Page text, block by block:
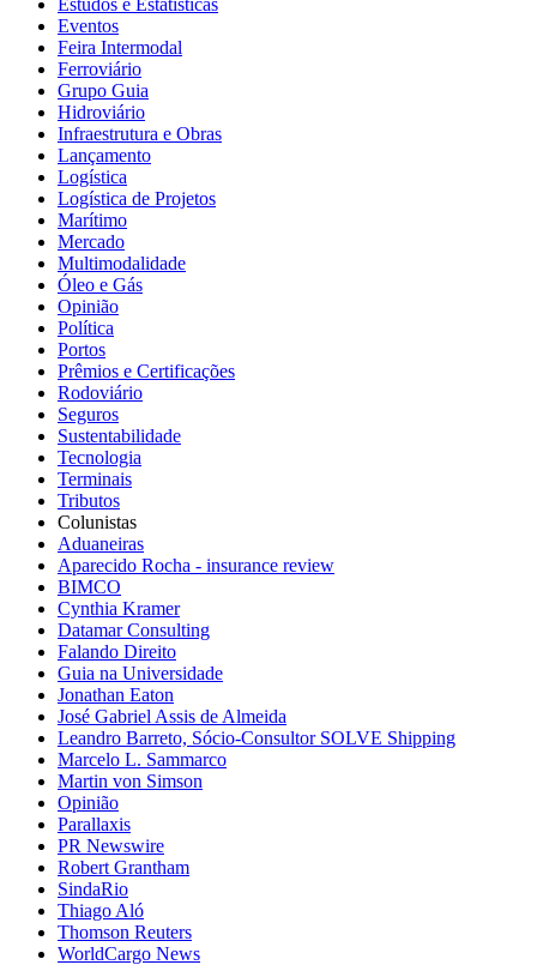
Estudos e Estatísticas
Eventos
Feira Intermodal
Ferroviário
Grupo Guia
Hidroviário
Infraestrutura e Obras
Lançamento
Logística
Logística de Projetos
Marítimo
Mercado
Multimodalidade
Óleo e Gás
Opinião
Política
Portos
Prêmios e Certificações
Rodoviário
Seguros
Sustentabilidade
Tecnologia
Terminais
Tributos
Colunistas
Aduaneiras
Aparecido Rocha - insurance review
BIMCO
Cynthia Kramer
Datamar Consulting
Falando Direito
Guia na Universidade
Jonathan Eaton
José Gabriel Assis de Almeida
Leandro Barreto, Sócio-Consultor SOLVE Shipping
Marcelo L. Sammarco
Martin von Simson
Opinião
Parallaxis
PR Newswire
Robert Grantham
SindaRio
Thiago Aló
Thomson Reuters
WorldCargo News